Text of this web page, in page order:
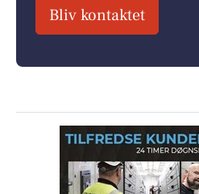
Bliv kontaktet